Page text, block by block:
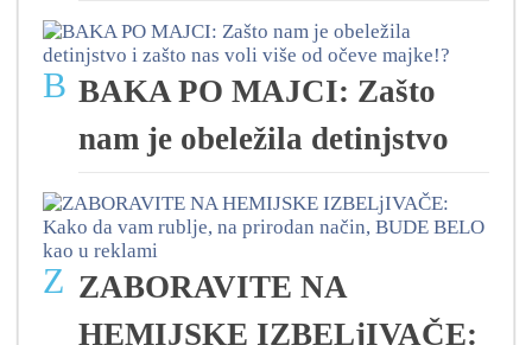
B BAKA PO MAJCI: Zašto
nam je obeležila detinjstvo
Z ZABORAVITE NA
HEMIJSKE IZBELjIVAČE: